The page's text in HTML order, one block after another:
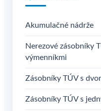
Akumulačné nádrže
Nerezové zásobníky
výmenníkmi
Zásobníky TÚV s
Zásobníky TÚV s